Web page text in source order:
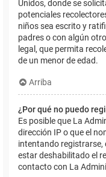
Unidos, donde se
potenciales
niños sea escrito y
padres o con algún
legal, que permita
de un menor de edad.
Arriba
¿Por qué no puedo
Es posible que La
dirección IP o que el
intentando registrarse,
estar deshabilitado el
contacto con La